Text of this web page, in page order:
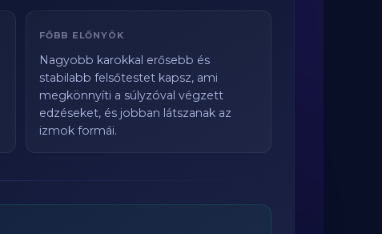
FŐBB ELŐNYÖK
Nagyobb karokkal erősebb és
stabilabb felsőtestet kapsz, ami
megkönnyíti a súlyzóval végzett
edzéseket, és jobban látszanak az
izmok formái.